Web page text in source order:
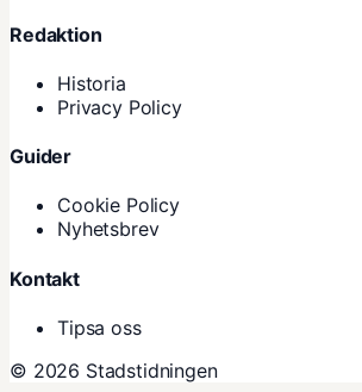
Redaktion
Historia
Privacy Policy
Guider
Cookie Policy
Nyhetsbrev
Kontakt
Tipsa oss
© 2026 Stadstidningen